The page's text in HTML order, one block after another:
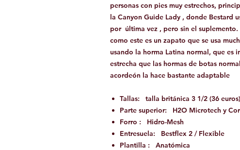
personas con pies muy estrechos,
la Canyon Guide Lady , donde Bestard
por última vez , pero sin el
como este es un zapato que se usa
usando la horma Latina normal, que es
estrecha que las hormas de botas
acordeón la hace bastante adaptable
Tallas: talla británica 3 1/2 (36
Parte superior: H2O Microtech y
Forro : Hidro-Mesh
Entresuela: Bestflex 2 / Flexible
Plantilla : Anatómica